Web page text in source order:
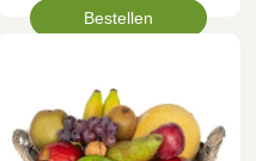
Bestellen